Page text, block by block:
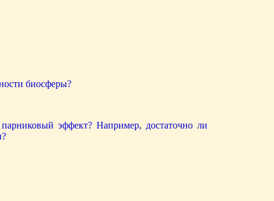
биосферы?
эффект? Например, достаточно ли